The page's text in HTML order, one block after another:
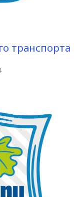
транспорта